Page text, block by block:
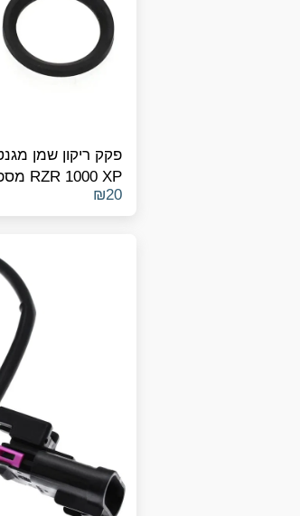
פקק ריקון שמן
3234756
₪20